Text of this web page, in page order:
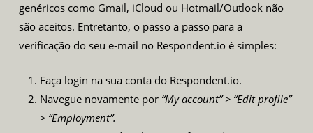
genéricos como Gmail, iCloud ou Hotmail/Outlooknão
são aceitos. Entretanto, o passo a passo para a
verificação do seu e-mail no Respondent.io é simples:
Faça login na sua conta do Respondent.io.
Navegue novamente por “My account” > “Edit profile”
> “Employment”.